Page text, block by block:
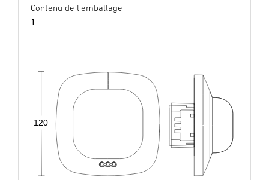
Contenu de l'emballage
1
120